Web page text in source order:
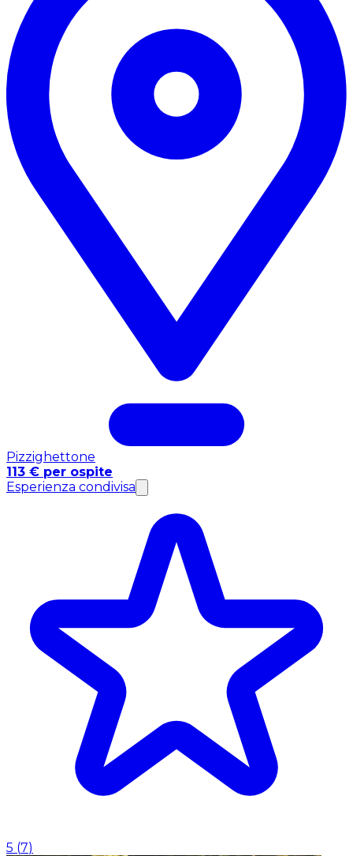
Pizzighettone
113 € per ospite
Esperienza condivisa
5 (7)